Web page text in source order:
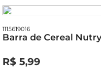
1115619016
Barra de Cereal
R$ 5,99
queijo
azeite